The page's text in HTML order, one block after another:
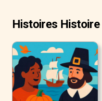
Histoires Histoire